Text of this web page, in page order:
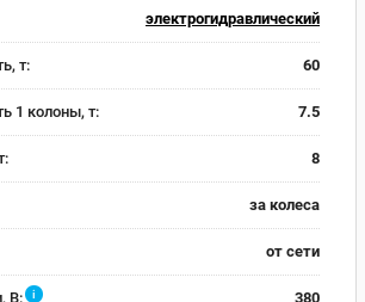
электрогидравлический
т: 60
1 колоны, т: 7.5
8
за колеса
от сети
В: i 380